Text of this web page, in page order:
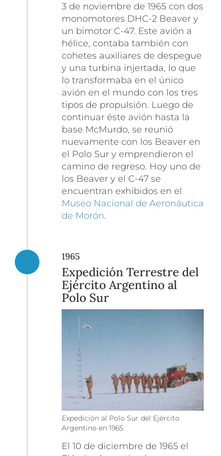
3 de noviembre de 1965 con dos
monomotores DHC-2 Beaver y
un bimotor C-47. Este avión a
hélice, contaba también con
cohetes auxiliares de despegue
y una turbina injertada, lo que
lo transformaba en el único
avión en el mundo con los tres
tipos de propulsión. Luego de
continuar éste avión hasta la
base McMurdo, se reunió
nuevamente con los Beaver en
el Polo Sur y emprendieron el
camino de regreso. Hoy uno de
los Beaver y el C-47 se
encuentran exhibidos en el
Museo Nacional de Aeronáutica
de Morón.
1965
Expedición Terrestre del
Ejército Argentino al
Polo Sur
Expedición al Polo Sur del Ejército
Argentino en 1965
El 10 de diciembre de 1965 el